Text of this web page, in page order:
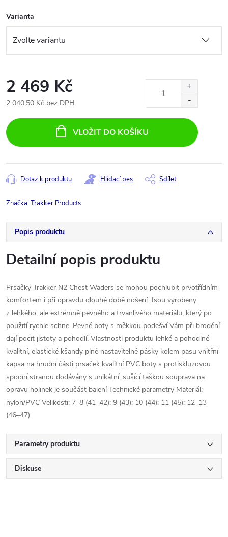
Varianta
2 469 Kč
2 040,50 Kč bez DPH
cena:
VLOŽIT DO KOŠÍKU
Dotaz k produktu Hlídací pes Sdílet
Značka:Trakker Products
Popis produktu
Detailní popis produktu
Prsačky Trakker N2 Chest Waders se mohou pochlubit prvotřídním
komfortem i při opravdu dlouhé době nošení. Jsou vyrobeny
z lehkého, ale extrémně pevného a trvanlivého materiálu, který po
použití rychle schne. Pevné boty s měkkou podešví Vám při brodění
dají pocit jistoty a pohodlí. Vlastnosti produktu lehké a pohodlné
kvalitní, elastické kšandy plně nastavitelné pásky kolem pasu vnitřní
kapsa na hrudní části prsaček kvalitní PVC boty s protiskluzovou
spodní stranou dodávány s unikátní, sušící taškou souprava na
opravu holinek je součást balení Technické parametry Materiál:
nylon/PVC Velikosti: 7–8 (41–42); 9 (43); 10 (44); 11 (45); 12–13
(46–47)
Parametry produktu
Diskuse